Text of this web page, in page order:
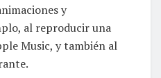
y
al reproducir una
Music, y también al